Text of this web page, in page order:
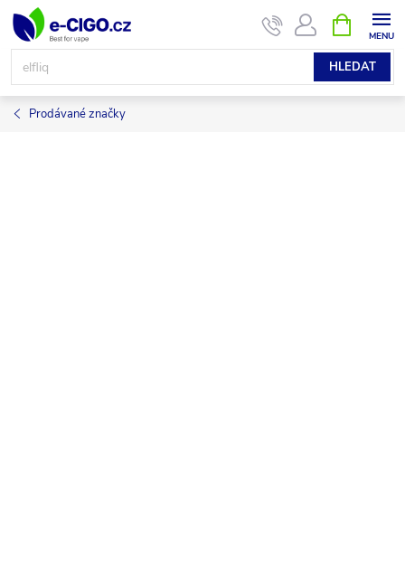
Přejít
obsah
HLEDAT
NÁKUPNÍ
KOŠÍK
Prodávané značky